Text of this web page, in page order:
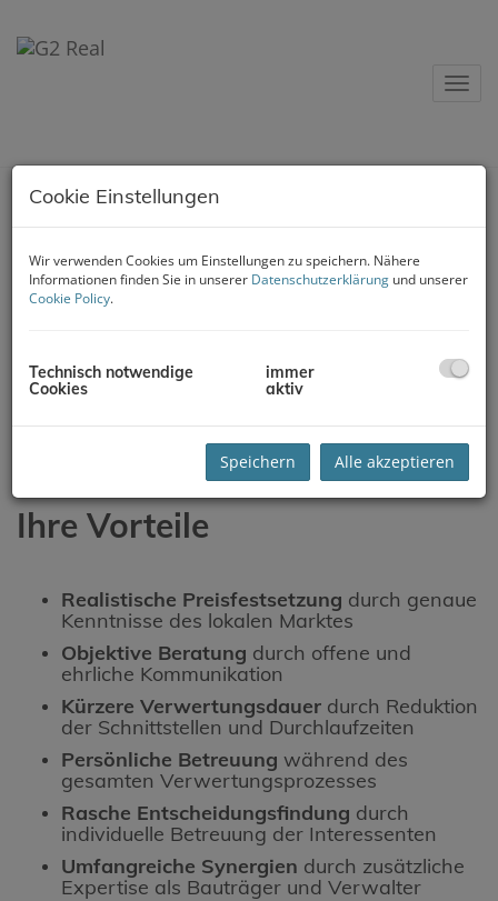
Immobilienvermittlung
Wir finden für Sie den passenden Käufer oder
Beteiligten. Während des gesamten
Vermittlungsprozesses stehen wir Ihnen mir Rat
und Tat zur Seite.
Ihre Vorteile
Realistische Preisfestsetzung durch genaue
Kenntnisse des lokalen Marktes
Objektive Beratung durch offene und
ehrliche Kommunikation
Kürzere Verwertungsdauer durch Reduktion
der Schnittstellen und Durchlaufzeiten
Persönliche Betreuung während des
gesamten Verwertungsprozesses
Rasche Entscheidungsfindung durch
individuelle Betreuung der Interessenten
Umfangreiche Synergien durch zusätzliche
Expertise als Bauträger und Verwalter
Cookie Einstellungen
Wir verwenden Cookies um Einstellungen zu speichern. Nähere
Informationen finden Sie in unserer Datenschutzerklärung und unserer
Cookie Policy.
Technisch notwendige
Cookies
immer
aktiv
Speichern Alle akzeptieren